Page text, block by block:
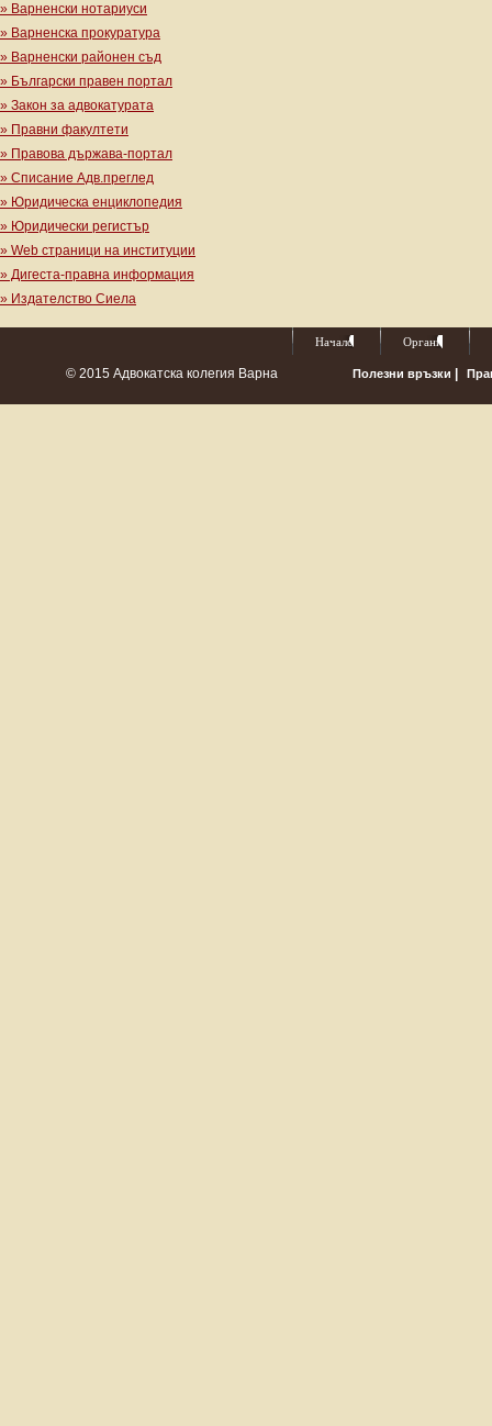
» Варненски нотариуси
» Варненска прокуратура
» Варненски районен съд
» Български правен портал
» Закон за адвокатурата
» Правни факултети
» Правова държава-портал
» Списание Адв.преглед
» Юридическа енциклопедия
» Юридически регистър
» Web страници на институции
» Дигеста-правна информация
» Издателство Сиела
Начало Органи
© 2015 Адвокатска колегия Варна Полезни връзки